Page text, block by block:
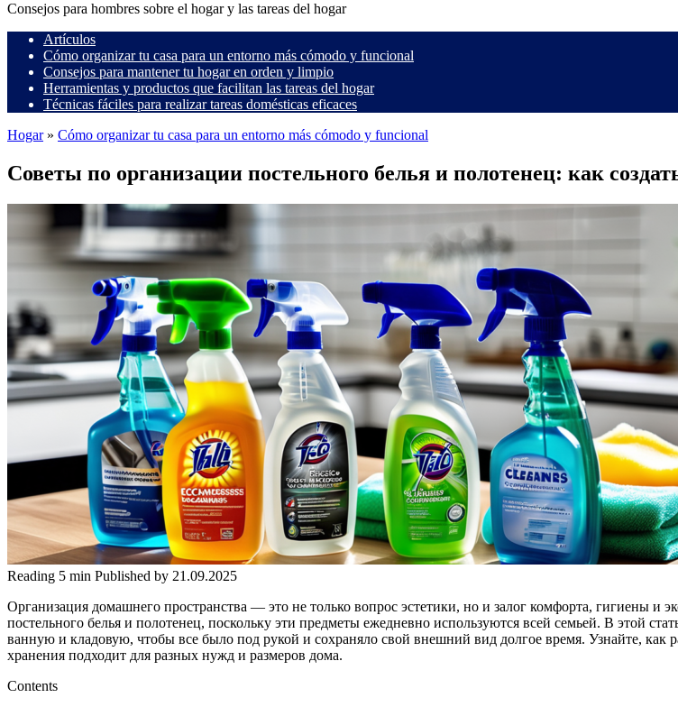
Consejos para hombres sobre el hogar y las tareas del hogar
Artículos
Cómo organizar tu casa para un entorno más cómodo y funcional
Consejos para mantener tu hogar en orden y limpio
Herramientas y productos que facilitan las tareas del hogar
Técnicas fáciles para realizar tareas domésticas eficaces
Hogar» Cómo organizar tu casa para un entorno más cómodo y funcional
Советы по организации постельного белья и полотенец: как
Reading 5 min Published by 21.09.2025
Организация домашнего пространства — это не только вопрос эстетики, но и залог комфорта, гигиены и
постельного белья и полотенец, поскольку эти предметы ежедневно используются всей семьей. В этой
ванную и кладовую, чтобы все было под рукой и сохраняло свой внешний вид долгое время. Узнайте, как
хранения подходит для разных нужд и размеров дома.
Contents